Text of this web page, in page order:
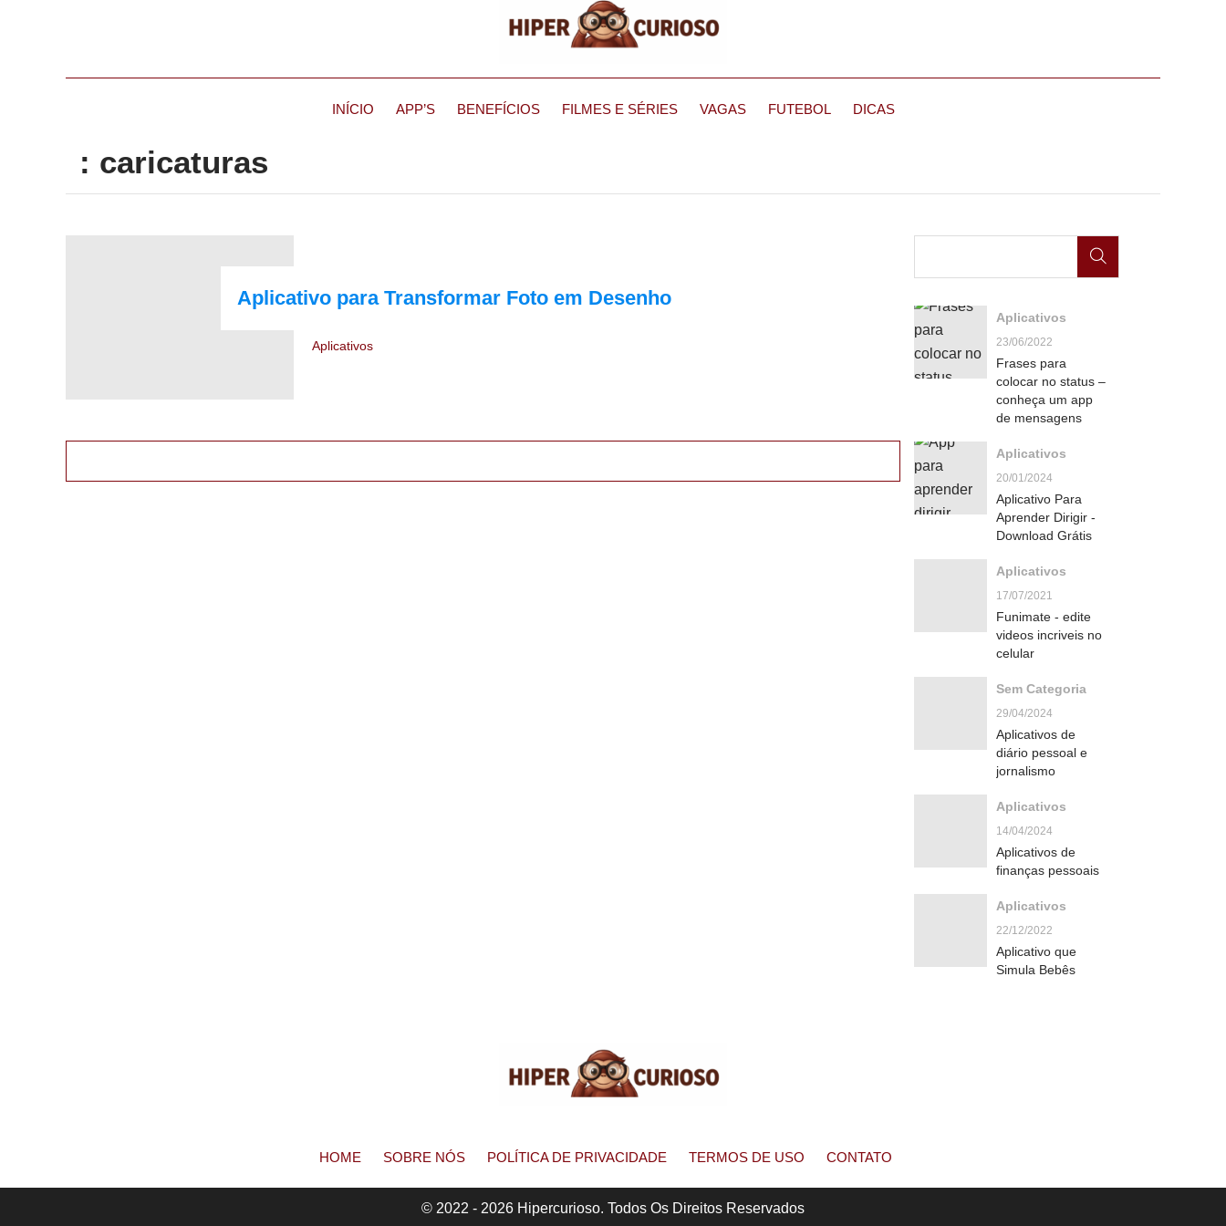
INÍCIO APP’S BENEFÍCIOS FILMES E SÉRIES VAGAS FUTEBOL DICAS
: caricaturas
Aplicativo para Transformar Foto em Desenho
Aplicativos
Aplicativos
23/06/2022
Frases para
colocar no status –
conheça um app
de mensagens
Aplicativos
20/01/2024
Aplicativo Para
Aprender Dirigir -
Download Grátis
Aplicativos
17/07/2021
Funimate - edite
videos incriveis no
celular
Sem Categoria
29/04/2024
Aplicativos de
diário pessoal e
jornalismo
Aplicativos
14/04/2024
Aplicativos de
finanças pessoais
Aplicativos
22/12/2022
Aplicativo que
Simula Bebês
HOME SOBRE NÓS POLÍTICA DE PRIVACIDADE TERMOS DE USO CONTATO
© 2022 - 2026 Hipercurioso. Todos Os Direitos Reservados